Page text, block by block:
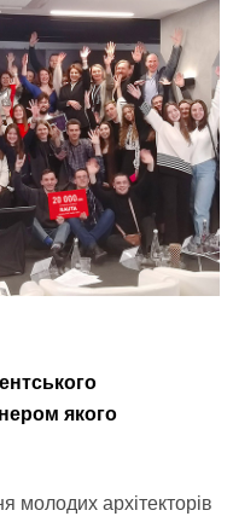
якого
молодих архітекторів